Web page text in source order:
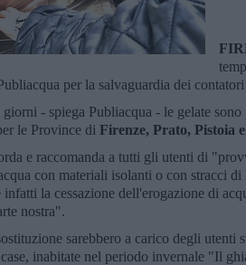
per la salvaguardia dei contatori
- spiega Publiacqua - le gelate
le Province di Firenze, Prato, Pistoia
e raccomanda a tutti gli utenti di
con materiali isolanti o con stracci
infatti la cessazione dell'erogazione di
nostra".
sarebbero a carico degli utenti
case, inabitate nel periodo invernale "Il